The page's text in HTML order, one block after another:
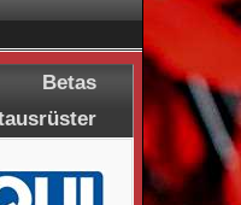
Betas